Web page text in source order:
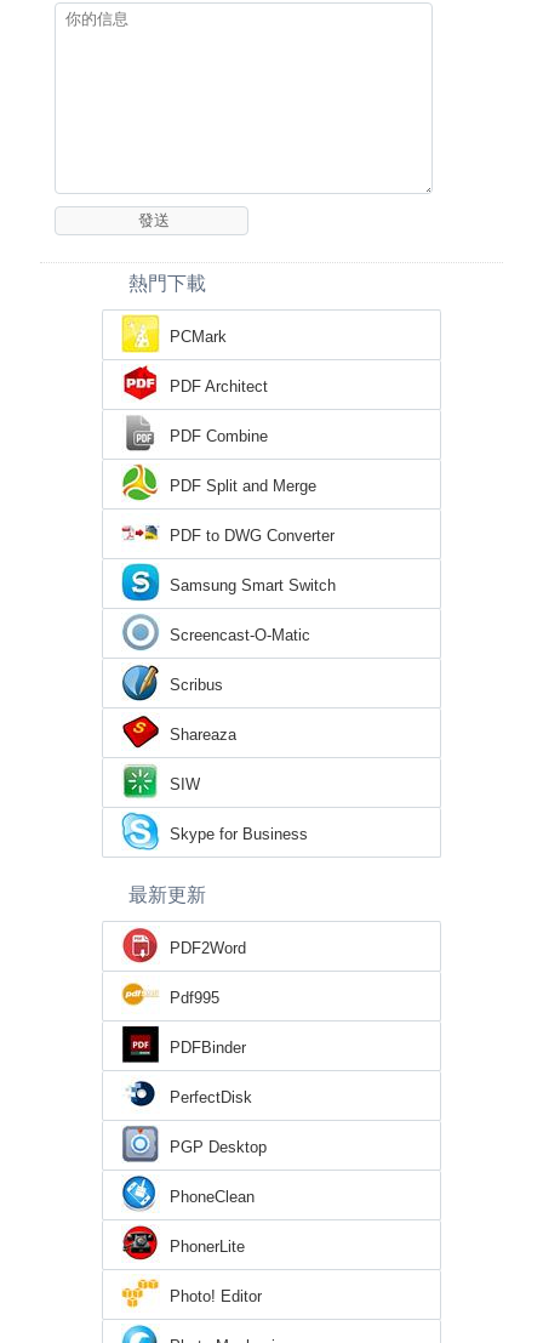
熱門下載
PCMark
PDF Architect
PDF Combine
PDF Split and Merge
PDF to DWG Converter
Samsung Smart Switch
Screencast-O-Matic
Scribus
Shareaza
SIW
Skype for Business
最新更新
PDF2Word
Pdf995
PDFBinder
PerfectDisk
PGP Desktop
PhoneClean
PhonerLite
Photo! Editor